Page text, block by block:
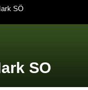
SO
SÖ